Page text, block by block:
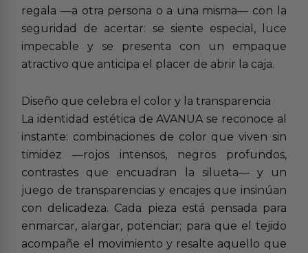
regala —a otra persona o a una misma— con la
seguridad de acertar: se siente especial, luce
impecable y se presenta con un empaque
atractivo que anticipa el placer de abrir la caja.
Diseño que celebra el color y la transparencia
La identidad estética de AVANUA se reconoce al
instante: combinaciones de color que viven sin
timidez —rojos intensos, negros profundos,
contrastes que encuadran la silueta— y un
juego de transparencias y encajes que insinúan
con delicadeza. Cada pieza está pensada para
enmarcar, alargar, potenciar; para que el tejido
acompañe el movimiento y resalte aquello que